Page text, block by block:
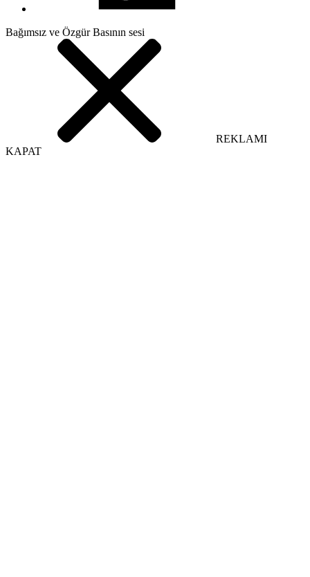
Bağımsız ve Özgür Basının sesi
REKLAMI
KAPAT